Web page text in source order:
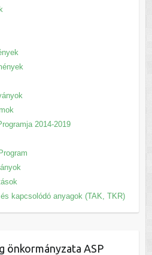
2014-2019
kapcsolódó anyagok (TAK, TKR)
önkormányzata ASP